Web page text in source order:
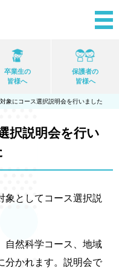
卒業生の
皆様へ
保護者の
皆様へ
象にコース選択説明会を行いました
択説明会を行い
としてコース選択説
然科学コース、地域
分かれます。説明会で